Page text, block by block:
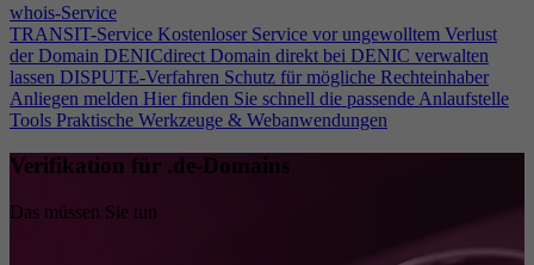
whois-Service
TRANSIT-Service Kostenloser Service vor ungewolltem Verlust
der Domain DENICdirect Domain direkt bei DENIC verwalten
lassen DISPUTE-Verfahren Schutz für mögliche Rechteinhaber
Anliegen melden Hier finden Sie schnell die passende Anlaufstelle
Tools Praktische Werkzeuge & Webanwendungen
Verifikation für .de-Domains
Das müssen Sie tun